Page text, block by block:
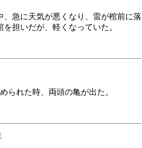
急に天気が悪くなり、雷が棺前に落
担いだが、軽くなっていた。
られた時、両頭の亀が出た。